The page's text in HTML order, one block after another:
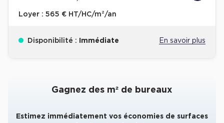
Loyer : 565 € HT/HC/m²/an
Disponibilité : Immédiate En savoir plus
Gagnez des m² de bureaux
Estimez immédiatement vos économies de surfaces